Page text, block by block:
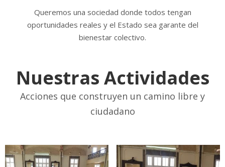
Queremos una sociedad donde todos tengan
oportunidades reales y el Estado sea garante del
bienestar colectivo.
Nuestras Actividades
Acciones que construyen un camino libre y
ciudadano